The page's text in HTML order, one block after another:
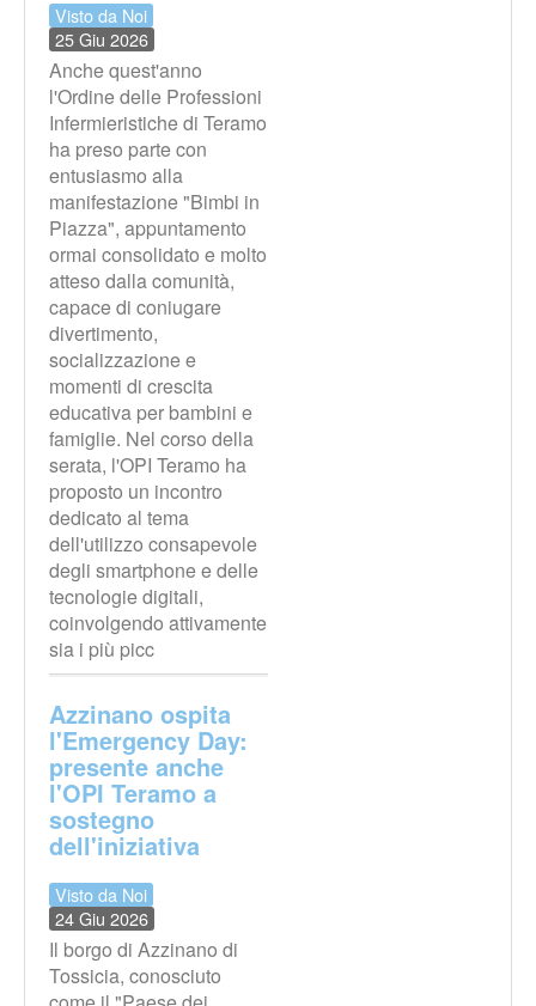
Visto da Noi
25 Giu 2026
Anche quest'anno
l'Ordine delle Professioni
Infermieristiche di Teramo
ha preso parte con
entusiasmo alla
manifestazione "Bimbi in
Piazza", appuntamento
ormai consolidato e molto
atteso dalla comunità,
capace di coniugare
divertimento,
socializzazione e
momenti di crescita
educativa per bambini e
famiglie. Nel corso della
serata, l'OPI Teramo ha
proposto un incontro
dedicato al tema
dell'utilizzo consapevole
degli smartphone e delle
tecnologie digitali,
coinvolgendo attivamente
sia i più picc
Azzinano ospita
l'Emergency Day:
presente anche
l'OPI Teramo a
sostegno
dell'iniziativa
Visto da Noi
24 Giu 2026
Il borgo di Azzinano di
Tossicia, conosciuto